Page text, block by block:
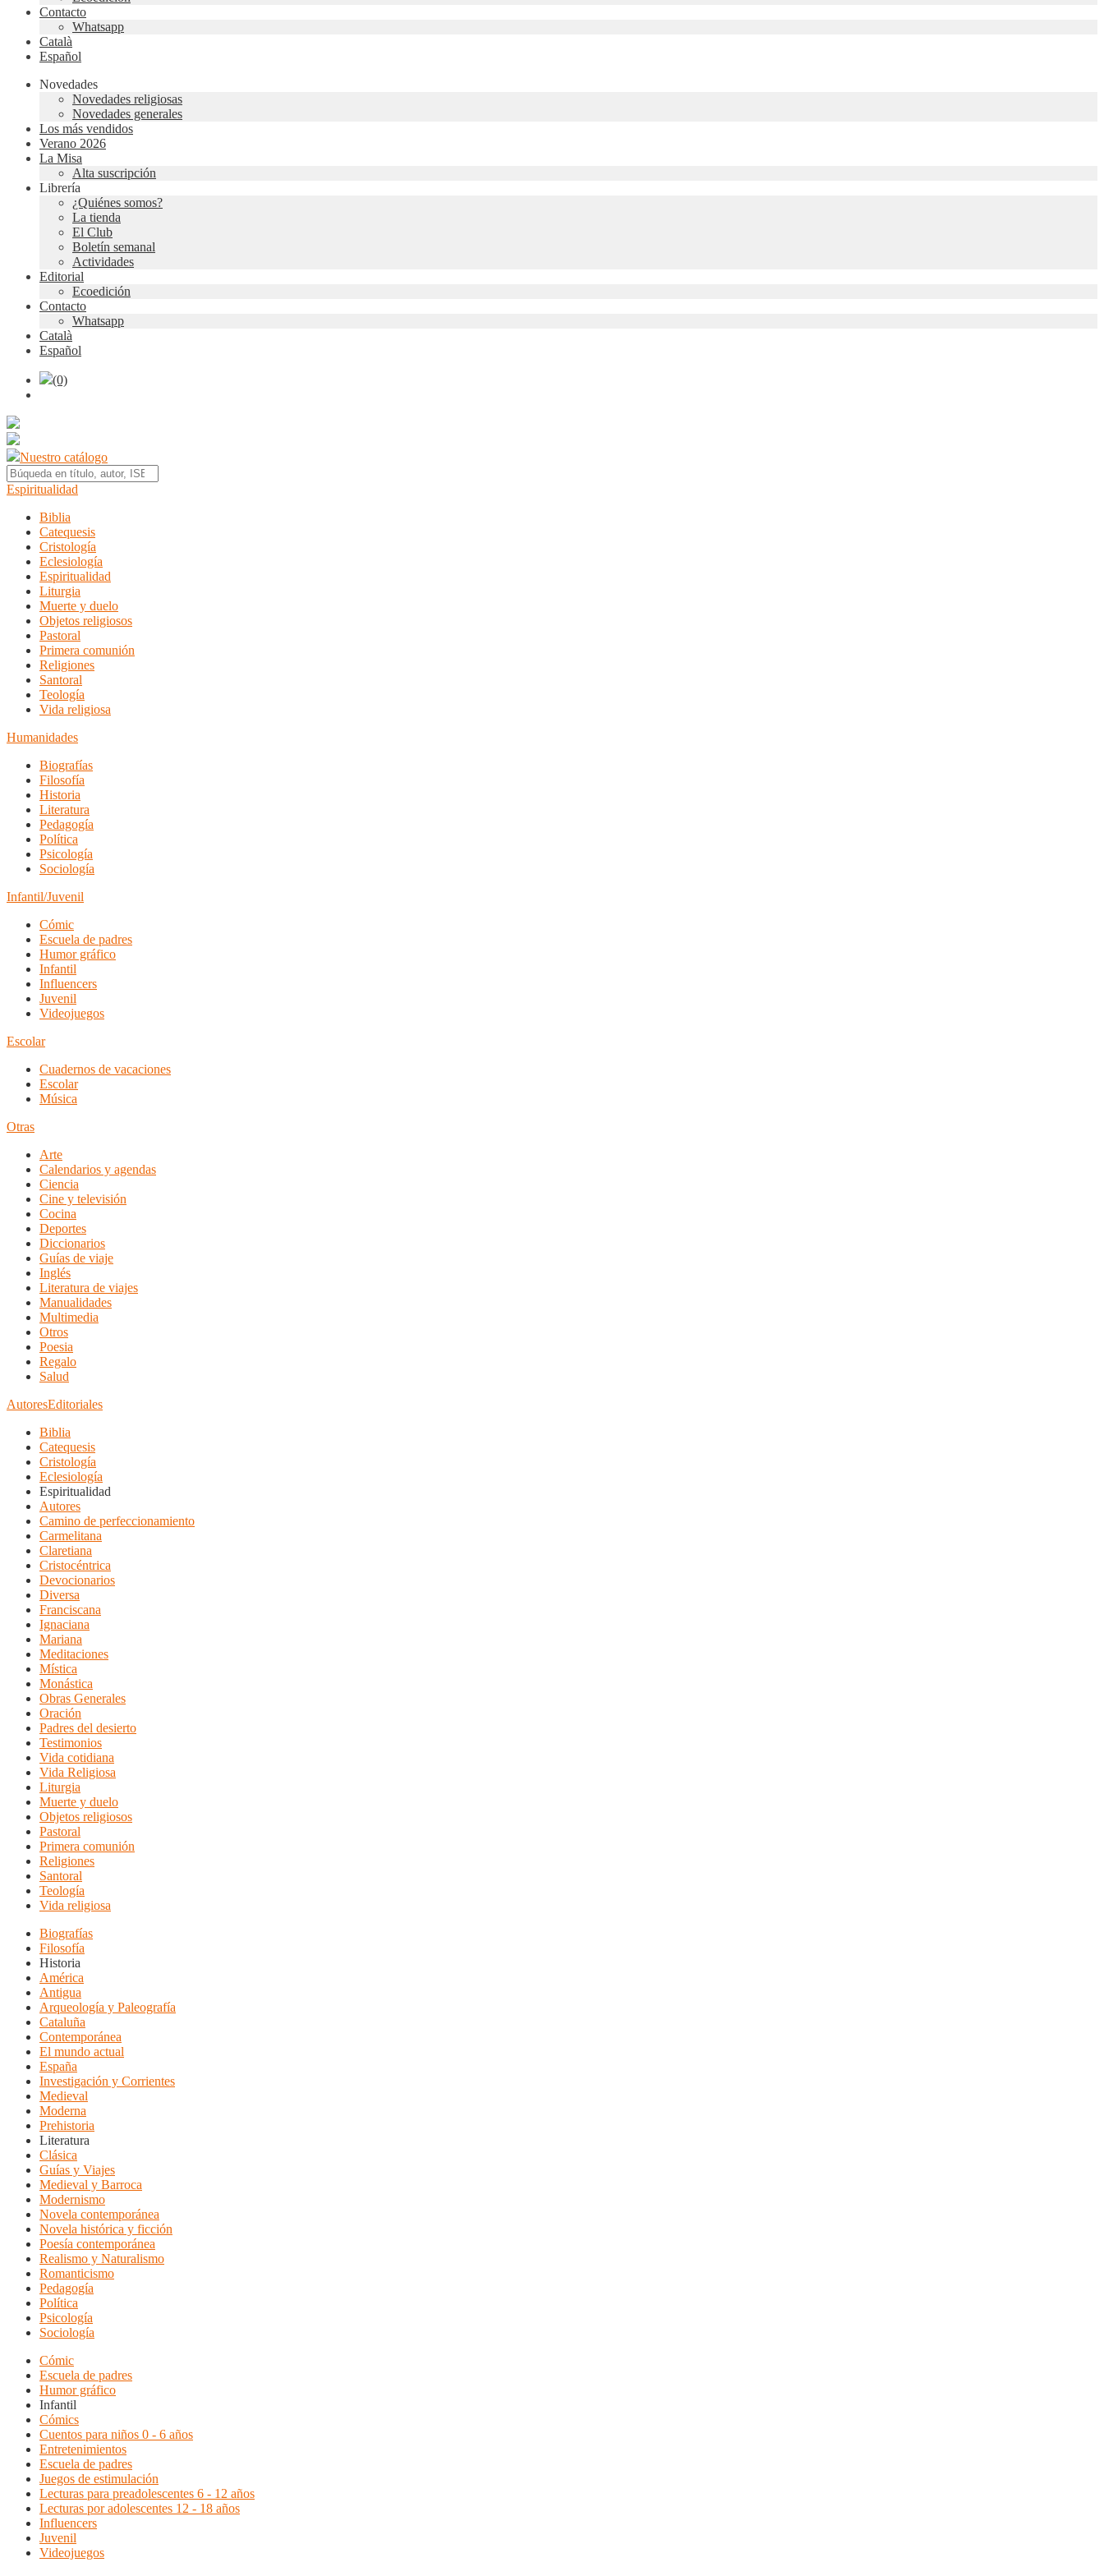
Contacto
Whatsapp
Català
Español
Novedades
Novedades religiosas
Novedades generales
Los más vendidos
Verano 2026
La Misa
Alta suscripción
Librería
¿Quiénes somos?
La tienda
El Club
Boletín semanal
Actividades
Editorial
Ecoedición
Contacto
Whatsapp
Català
Español
(0)
Nuestro catálogo
Espiritualidad
Biblia
Catequesis
Cristología
Eclesiología
Espiritualidad
Liturgia
Muerte y duelo
Objetos religiosos
Pastoral
Primera comunión
Religiones
Santoral
Teología
Vida religiosa
Humanidades
Biografías
Filosofía
Historia
Literatura
Pedagogía
Política
Psicología
Sociología
Infantil/Juvenil
Cómic
Escuela de padres
Humor gráfico
Infantil
Influencers
Juvenil
Videojuegos
Escolar
Cuadernos de vacaciones
Escolar
Música
Otras
Arte
Calendarios y agendas
Ciencia
Cine y televisión
Cocina
Deportes
Diccionarios
Guías de viaje
Inglés
Literatura de viajes
Manualidades
Multimedia
Otros
Poesia
Regalo
Salud
AutoresEditoriales
Biblia
Catequesis
Cristología
Eclesiología
Espiritualidad
Autores
Camino de perfeccionamiento
Carmelitana
Claretiana
Cristocéntrica
Devocionarios
Diversa
Franciscana
Ignaciana
Mariana
Meditaciones
Mística
Monástica
Obras Generales
Oración
Padres del desierto
Testimonios
Vida cotidiana
Vida Religiosa
Liturgia
Muerte y duelo
Objetos religiosos
Pastoral
Primera comunión
Religiones
Santoral
Teología
Vida religiosa
Biografías
Filosofía
Historia
América
Antigua
Arqueología y Paleografía
Cataluña
Contemporánea
El mundo actual
España
Investigación y Corrientes
Medieval
Moderna
Prehistoria
Literatura
Clásica
Guías y Viajes
Medieval y Barroca
Modernismo
Novela contemporánea
Novela histórica y ficción
Poesía contemporánea
Realismo y Naturalismo
Romanticismo
Pedagogía
Política
Psicología
Sociología
Cómic
Escuela de padres
Humor gráfico
Infantil
Cómics
Cuentos para niños 0 - 6 años
Entretenimientos
Escuela de padres
Juegos de estimulación
Lecturas para preadolescentes 6 - 12 años
Lecturas por adolescentes 12 - 18 años
Influencers
Juvenil
Videojuegos